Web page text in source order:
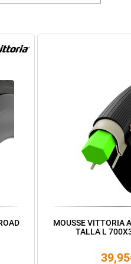
MOUSSE VITTORIA
TALLA L